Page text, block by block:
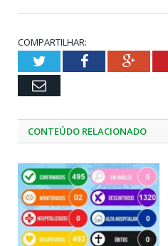
COMPARTILHAR:
TwitterFacebook
Email
CONTEÚDO RELACIONADO